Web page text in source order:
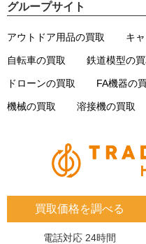
買取価格を調べる
電話対応 24時間
グループサイト
アウトドア用品の買取 キ
自転車の買取 鉄道模型の買
ドローンの買取 FA機器の
機械の買取 溶接機の買取